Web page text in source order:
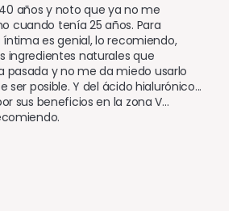
años y noto que ya no me
cuando tenía 25 años. Para
es genial, lo recomiendo,
ingredientes naturales que
pasada y no me da miedo usarlo
ser posible. Y del ácido hialurónico...
sus beneficios en la zona V...